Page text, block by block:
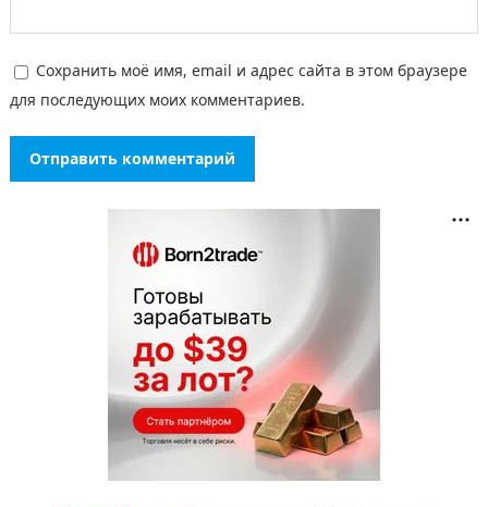
Сохранить моё имя, email и адрес сайта в этом браузере
для последующих моих комментариев.